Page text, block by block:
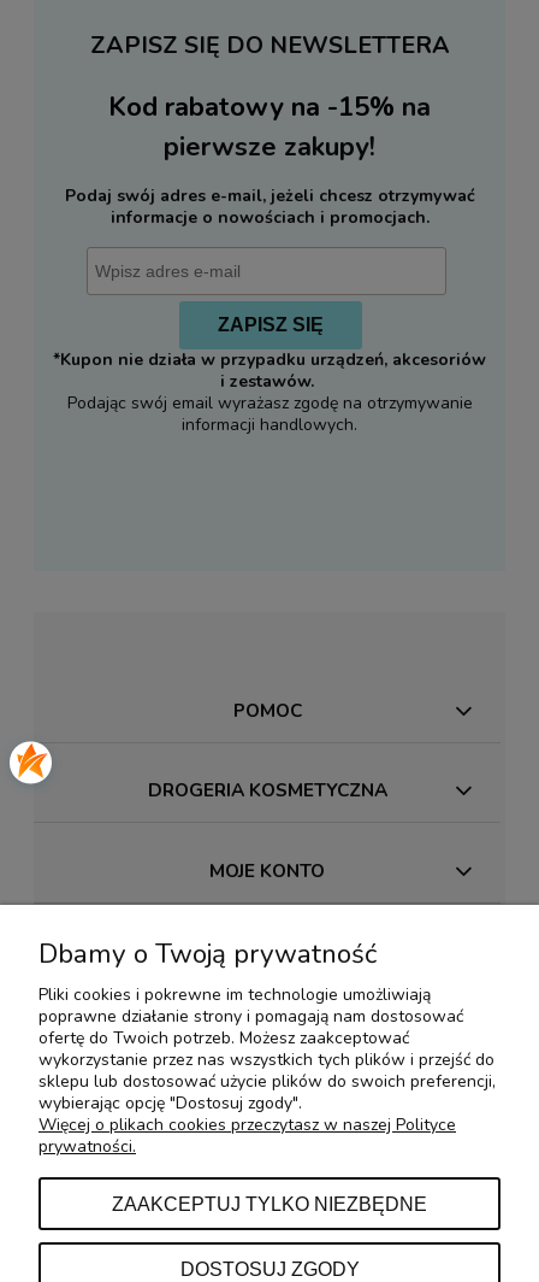
ZAPISZ SIĘ DO NEWSLETTERA
Kod rabatowy na -15% na
pierwsze zakupy!
Podaj swój adres e-mail, jeżeli chcesz otrzymywać
informacje o nowościach i promocjach.
ZAPISZ SIĘ
*Kupon nie działa w przypadku urządzeń, akcesoriów
i zestawów.
Podając swój email wyrażasz zgodę na otrzymywanie
informacji handlowych.
POMOC
DROGERIA KOSMETYCZNA
MOJE KONTO
PŁATNOŚCI I DOSTAWA
INFORMACJE
O NAS
KONTAKT Z NAMI
Dbamy o Twoją prywatność
Pliki cookies i pokrewne im technologie umożliwiają
poprawne działanie strony i pomagają nam dostosować
ofertę do Twoich potrzeb. Możesz zaakceptować
wykorzystanie przez nas wszystkich tych plików i przejść do
sklepu lub dostosować użycie plików do swoich preferencji,
wybierając opcję "Dostosuj zgody".
Więcej o plikach cookies przeczytasz w naszej Polityce
prywatności.
ZAAKCEPTUJ TYLKO NIEZBĘDNE
DOSTOSUJ ZGODY